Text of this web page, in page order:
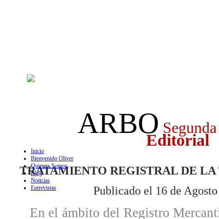
ARBO
Inicio
Bienvenido Oliver
Quienes Somos
Blog
Noticias
Entrevistas
Editorial
TRATAMIENTO REGISTRAL DE
Publicado el 16 de
En el ámbito del Registro